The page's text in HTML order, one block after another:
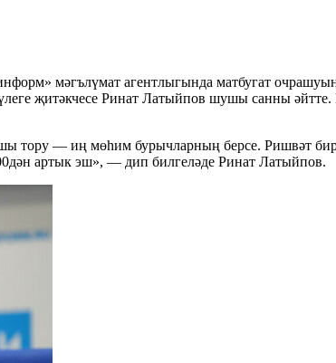
мәгълүмат агентлыгында матбугат
җитәкчесе Ринат Латыйпов шушы санны
тору — иң мөһим бурычларның берсе. Ришвәт
артык эш», — дип билгеләде Ринат Латыйпов.